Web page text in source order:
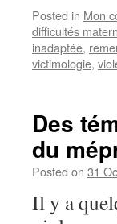
Posted in Mon
difficultés
inadaptée,
victimologie,
Des
du
Posted on 31
Il y a